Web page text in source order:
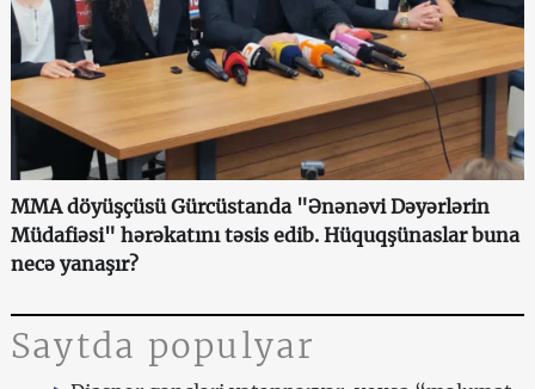
MMA döyüşçüsü Gürcüstanda "Ənənəvi Dəyərlərin
Müdafiəsi" hərəkatını təsis edib. Hüquqşünaslar buna
necə yanaşır?
Saytda populyar